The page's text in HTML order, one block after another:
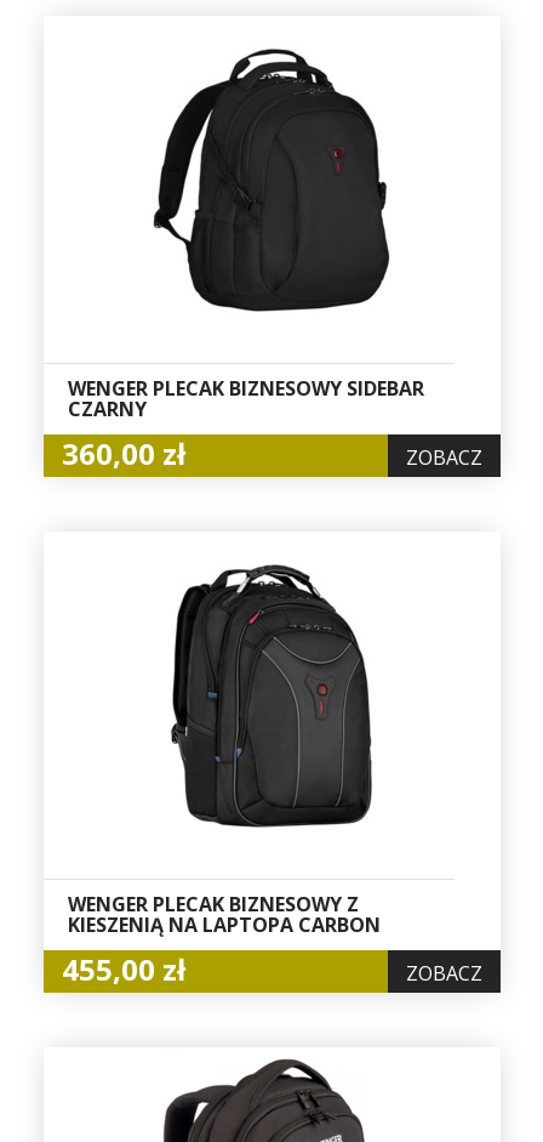
WENGER PLECAK BIZNESOWY SIDEBAR
CZARNY
360,00 zł ZOBACZ
WENGER PLECAK BIZNESOWY Z
KIESZENIĄ NA LAPTOPA CARBON
455,00 zł ZOBACZ